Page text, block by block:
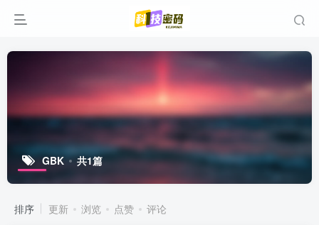
GBK 共1篇
排序 更新 浏览 点赞 评论